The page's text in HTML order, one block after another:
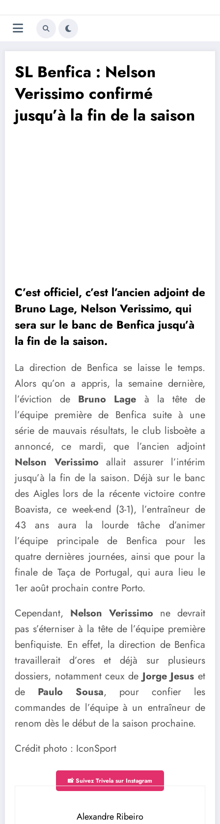
au
contenu
Trivela
L'actualité du football
SL Benfica : Nelson
Verissimo confirmé
jusqu’à la fin de la saison
C’est officiel, c’est l’ancien adjoint de
Bruno Lage, Nelson Verissimo, qui
sera sur le banc de Benfica jusqu’à
la fin de la saison.
La direction de Benfica se laisse le temps.
Alors qu’on a appris, la semaine dernière,
l’éviction de Bruno Lage à la tête de
l’équipe première de Benfica suite à une
série de mauvais résultats, le club lisboète a
annoncé, ce mardi, que l’ancien adjoint
Nelson Verissimo allait assurer l’intérim
jusqu’à la fin de la saison. Déjà sur le banc
des Aigles lors de la récente victoire contre
Boavista, ce week-end (3-1), l’entraîneur de
43 ans aura la lourde tâche d’animer
l’équipe principale de Benfica pour les
quatre dernières journées, ainsi que pour la
finale de Taça de Portugal, qui aura lieu le
1er août prochain contre Porto.
Cependant, Nelson Verissimo ne devrait
pas s’éterniser à la tête de l’équipe première
benfiquiste. En effet, la direction de Benfica
travaillerait d’ores et déjà sur plusieurs
dossiers, notamment ceux deJorge Jesus et
de Paulo Sousa, pour confier les
commandes de l’équipe à un entraîneur de
renom dès le début de la saison prochaine.
Crédit photo : IconSport
📸 Suivez Trivela sur Instagram
Alexandre Ribeiro